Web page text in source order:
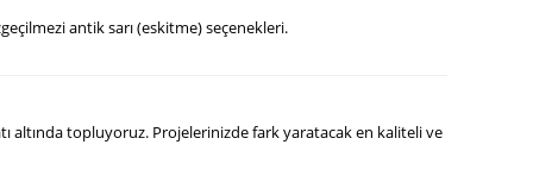
antik sarı (eskitme) seçenekleri.
altında topluyoruz. Projelerinizde fark yaratacak en kaliteli ve